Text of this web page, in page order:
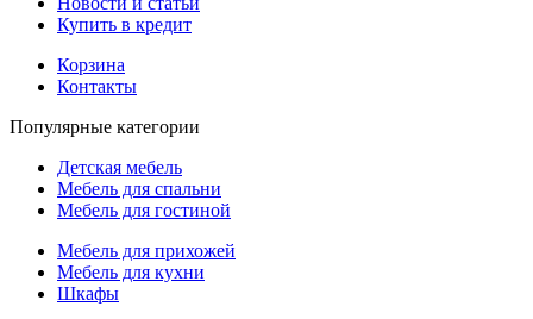
Купить в кредит
Корзина
Контакты
Популярные категории
Детская мебель
Мебель для спальни
Мебель для гостиной
Мебель для прихожей
Мебель для кухни
Шкафы